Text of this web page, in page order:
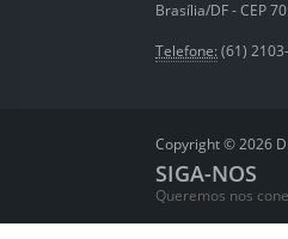
Brasília/DF - CEP
Telefone: (61)
Copyright © 2026
SIGA-NOS
Queremos nos